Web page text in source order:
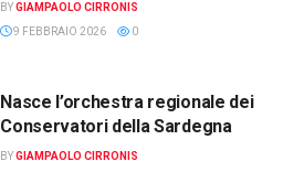
BYGIAMPAOLO CIRRONIS
9 FEBBRAIO 2026
0
Nasce l’orchestra regionale dei
Conservatori della Sardegna
BYGIAMPAOLO CIRRONIS